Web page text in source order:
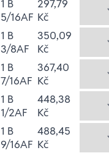
1 B
5/16AF
297,79
Kč
1 B
3/8AF
350,09
Kč
1 B
7/16AF
367,40
Kč
1 B
1/2AF
448,38
Kč
1 B
9/16AF
488,45
Kč